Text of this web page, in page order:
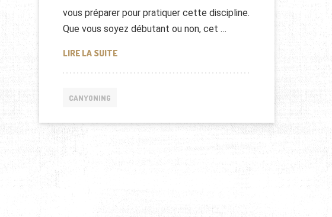
vous préparer pour pratiquer cette discipline.
Que vous soyez débutant ou non, cet …
LIRE LA SUITECANYONING EN CORSE : NOS CONSEILS !
CANYONING